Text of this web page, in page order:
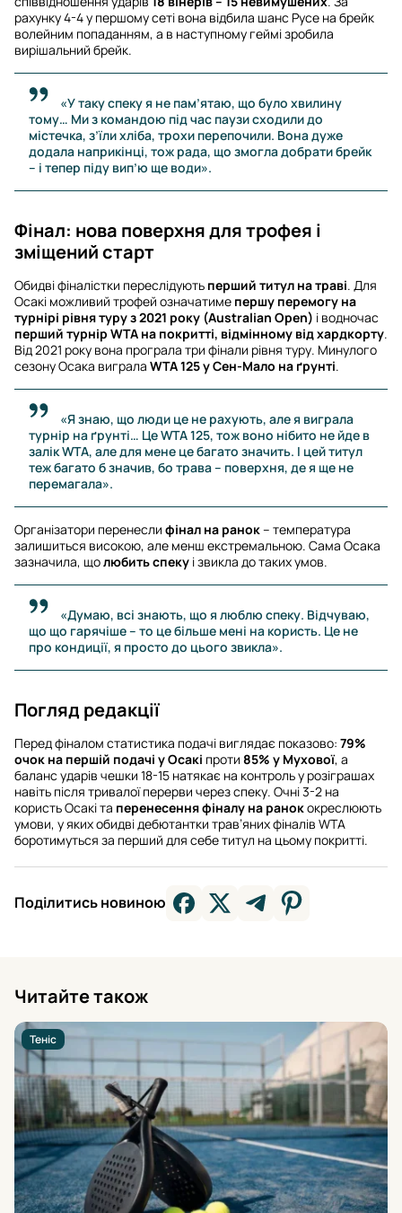
рахунку 4-4 у першому сеті вона відбила шанс Русе на брейк
волейним попаданням, а в наступному геймі зробила
вирішальний брейк.
«У таку спеку я не пам’ятаю, що було хвилину
тому… Ми з командою під час паузи сходили до
містечка, з’їли хліба, трохи перепочили. Вона дуже
додала наприкінці, тож рада, що змогла добрати брейк
– і тепер піду вип’ю ще води».
Фінал: нова поверхня для трофея і
зміщений старт
Обидві фіналістки переслідують перший титул на траві. Для
Осакі можливий трофей означатиме першу перемогу на
турнірі рівня туру з 2021 року (Australian Open) і водночас
перший турнір WTA на покритті, відмінному від хардкорту.
Від 2021 року вона програла три фінали рівня туру. Минулого
сезону Осака виграла WTA 125 у Сен-Мало на ґрунті.
«Я знаю, що люди це не рахують, але я виграла
турнір на ґрунті… Це WTA 125, тож воно нібито не йде в
залік WTA, але для мене це багато значить. І цей титул
теж багато б значив, бо трава – поверхня, де я ще не
перемагала».
Організатори перенесли фінал на ранок– температура
залишиться високою, але менш екстремальною. Сама Осака
зазначила, щолюбить спеку і звикла до таких умов.
«Думаю, всі знають, що я люблю спеку. Відчуваю,
що що гарячіше – то це більше мені на користь. Це не
про кондиції, я просто до цього звикла».
Погляд редакції
Перед фіналом статистика подачі виглядає показово: 79%
очок на першій подачі у Осакі проти 85% у Мухової, а
баланс ударів чешки 18-15 натякає на контроль у розіграшах
навіть після тривалої перерви через спеку. Очні 3-2 на
користь Осакі та перенесення фіналу на ранококреслюють
умови, у яких обидві дебютантки трав’яних фіналів WTA
боротимуться за перший для себе титул на цьому покритті.
Поділитись новиною
Читайте також
Теніс